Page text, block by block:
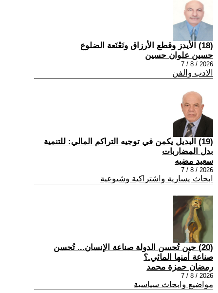
(18) الأيدز وقطع الأرزاق ونَعْنَعة الضلوع
حسين علوان حسين
2026 / 8 / 7
الادب والفن
(19) البديل يكمن في توجيه التراكم المالي: للتنمية
بدل المضاربات
سعيد مضيه
2026 / 8 / 7
ابحاث يسارية واشتراكية وشيوعية
(20) حين تُحسن الدولة صناعة الإنسان... تُحسن
صناعة أمنها المائي.؟
رمضان حمزة محمد
2026 / 8 / 7
مواضيع وابحاث سياسية